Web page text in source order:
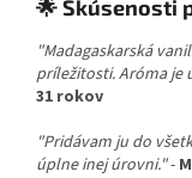
🌟 Skúsenosti
"Madagaskarská
príležitosti. Aróma je
31 rokov
"Pridávam ju do
úplne inej úrovni."-